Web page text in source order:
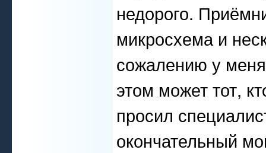
недорого.
микросхема и
сожалению у
этом может тот,
просил
окончательный